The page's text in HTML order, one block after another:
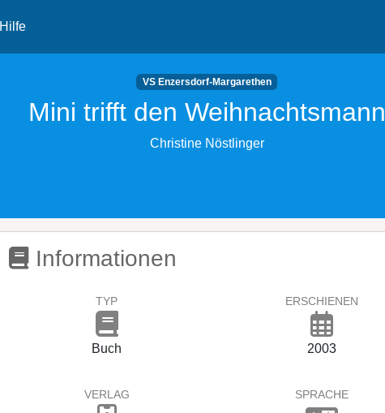
Hilfe
VS Enzersdorf-Margarethen
Mini trifft den Weihnachtsmann
Christine Nöstlinger
Informationen
TYP
Buch
ERSCHIENEN
2003
VERLAG SPRACHE